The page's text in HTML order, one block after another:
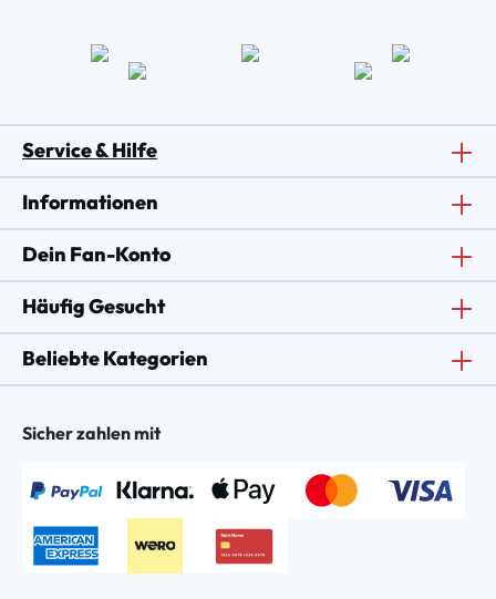
Service & Hilfe
Informationen
Dein Fan-Konto
Häufig Gesucht
Beliebte Kategorien
Sicher zahlen mit